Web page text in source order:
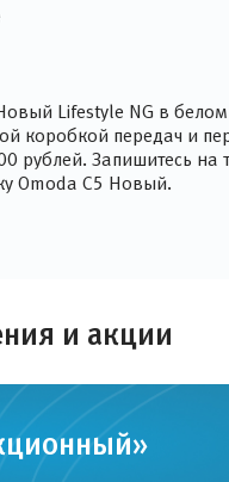
Lifestyle NG в
коробкой передач и
рублей. Запишитесь
Omoda C5 Новый.
и акции